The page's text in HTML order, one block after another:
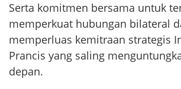
Serta komitmen bersama untuk
memperkuat hubungan bilateral
memperluas kemitraan strategis
Prancis yang saling
depan.